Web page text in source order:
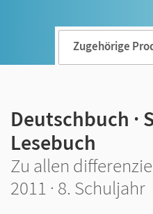
Zugehörige
Deutschbuch ·
Lesebuch
Zu allen
2011 · 8. Schuljahr